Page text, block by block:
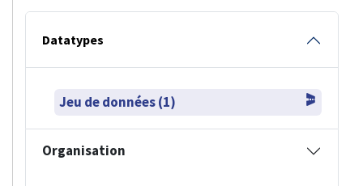
Datatypes
Jeu de données (1)
Organisation